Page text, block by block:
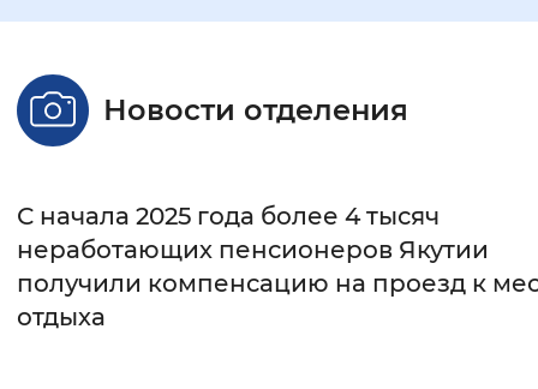
Настройка режима отображения
Стандартный Увеличенный
С засечками
Интервал между буквами
Новости отделения
С начала 2025 года более 4 тысяч
неработающих пенсионеров Якутии
получили компенсацию на проезд к
отдыха